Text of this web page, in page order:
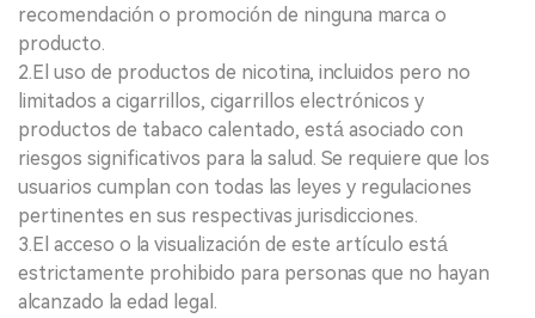
recomendación o promoción de ninguna marca o
producto.
2.El uso de productos de nicotina, incluidos pero no
limitados a cigarrillos, cigarrillos electrónicos y
productos de tabaco calentado, está asociado con
riesgos significativos para la salud. Se requiere que los
usuarios cumplan con todas las leyes y regulaciones
pertinentes en sus respectivas jurisdicciones.
3.El acceso o la visualización de este artículo está
estrictamente prohibido para personas que no hayan
alcanzado la edad legal.